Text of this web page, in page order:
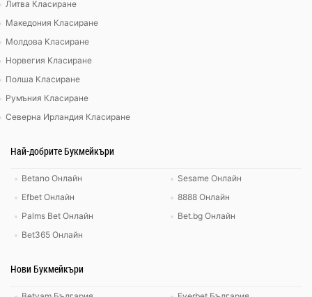
Литва Класиране
Македония Класиране
Молдова Класиране
Норвегия Класиране
Полша Класиране
Румъния Класиране
Северна Ирландия Класиране
Най-добрите Букмейкъри
Betano Онлайн
Efbet Онлайн
Palms Bet Онлайн
Bet365 Онлайн
Sesame Онлайн
8888 Онлайн
Bet.bg Онлайн
Нови Букмейкъри